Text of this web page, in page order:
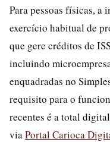
Para pessoas físicas,
exercício habitual de
que gere créditos de
incluindo
enquadradas no
requisito para o
recentes é a total
viaPortal Carioca